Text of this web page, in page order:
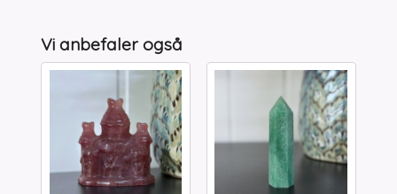
Vi anbefaler også